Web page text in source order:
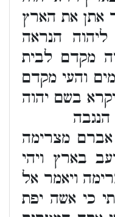
אתן את הארץ
הנראה
מקדם לבית
והעי מקדם
בשם יהוה
הנגבה
אברם מצרימה
בארץ ויהי
ויאמר אל
כי אשה יפת